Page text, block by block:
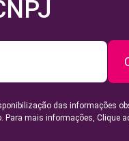
das informações
Para mais informações, Clique